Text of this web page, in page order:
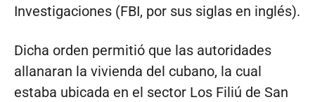
Investigaciones (FBI, por sus siglas en inglés).
Dicha orden permitió que las autoridades
allanaran la vivienda del cubano, la cual
estaba ubicada en el sector Los Filiú de San